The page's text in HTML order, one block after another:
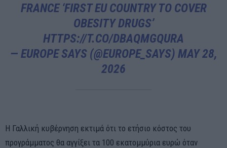
FRANCE ‘FIRST EU COUNTRY TO COVER
OBESITY DRUGS’
HTTPS://T.CO/DBAQMGQURA
— EUROPE SAYS (@EUROPE_SAYS) MAY 28,
2026
Η Γαλλική κυβέρνηση εκτιμά ότι το ετήσιο κόστος του
προγράμματος θα αγγίξει τα 100 εκατομμύρια ευρώ όταν